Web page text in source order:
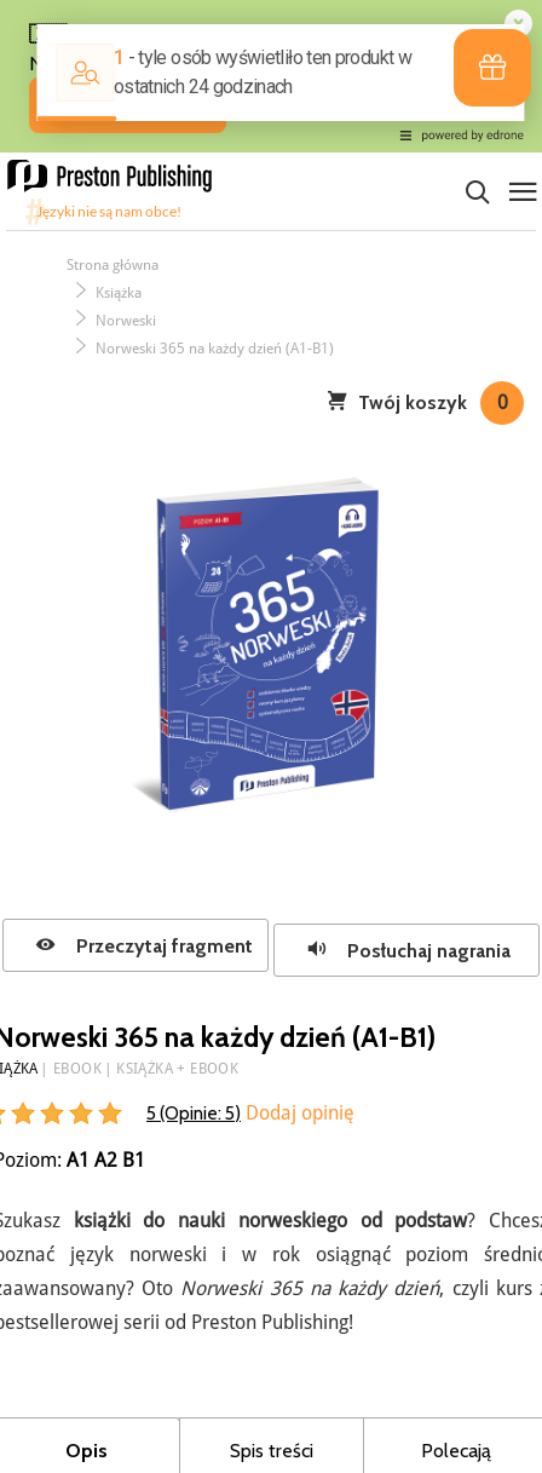
Strona główna
Książka
Norweski
Norweski 365 na każdy dzień (A1-B1)
Twój koszyk 0
Przeczytaj fragment Posłuchaj nagrania
365 na każdy dzień (A1-B1)
EBOOK KSIĄŻKA + EBOOK
5 (Opinie:5) Dodaj opinię
A1 A2 B1
książki do nauki norweskiego od podstaw?
język norweski i w rok osiągnąć poziom
Oto Norweski 365 na każdy dzień, czyli kurs
serii od Preston Publishing!
Opis Spis treści Polecają